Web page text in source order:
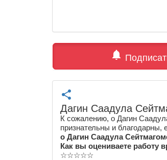
notifications
share
Дагин Саадула
К сожалению, о Дагин
признательны и благодарны,
о Дагин Саадула
Как вы оцениваете работу
☆☆☆☆☆